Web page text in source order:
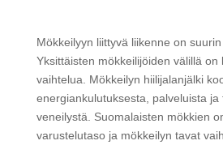
Mökkeilyyn liittyvä liikenne on
Yksittäisten mökkeilijöiden välillä on
vaihtelua. Mökkeilyn hiilijalanjälki
energiankulutuksesta, palveluista ja
veneilystä. Suomalaisten mökkien
varustelutaso ja mökkeilyn tavat